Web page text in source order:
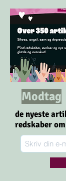
Modtag
de nyeste
redskaber